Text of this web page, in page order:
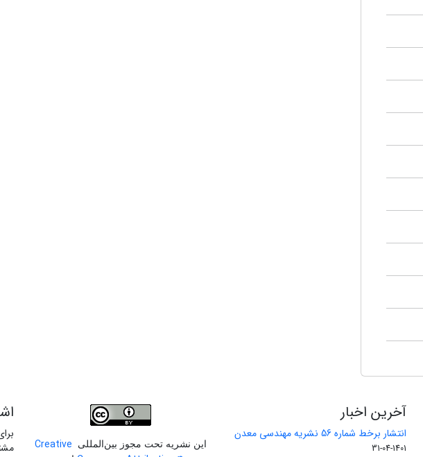
آخرین اخبار
انتشار برخط شماره 56 نشریه مهندسی معدن
1401-04-31 این نشریه تحت مجوز بین‌المللی
Creative